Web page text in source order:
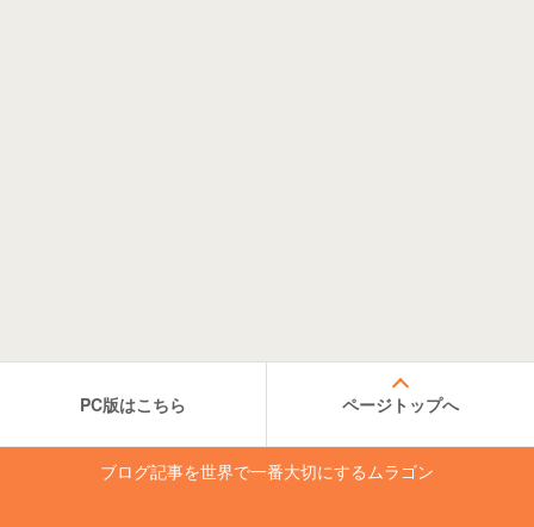
PC版はこちら ページトップへ
ブログ記事を世界で一番大切にするムラゴン